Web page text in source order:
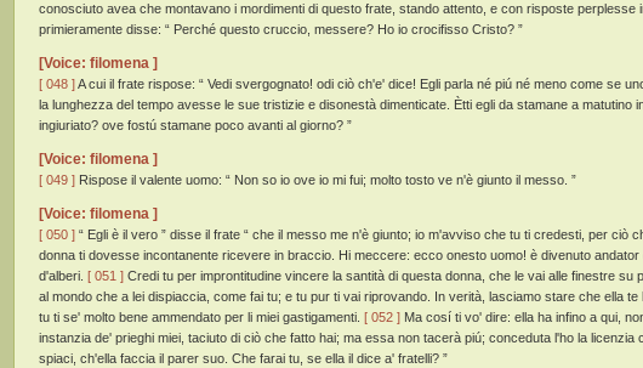
conosciuto avea che montavano i mordimenti di questo frate, stando attento, e con risposte perplesse
primieramente disse: “ Perché questo cruccio, messere? Ho io crocifisso Cristo? ”
[Voice: filomena ]
[ 048 ]A cui il frate rispose: “ Vedi svergognato! odi ciò ch'e' dice! Egli parla né piú né meno come se
la lunghezza del tempo avesse le sue tristizie e disonestà dimenticate. Ètti egli da stamane a matutino
ingiuriato? ove fostú stamane poco avanti al giorno? ”
[Voice: filomena ]
[ 049 ] Rispose il valente uomo: “ Non so io ove io mi fui; molto tosto ve n'è giunto il messo. ”
[Voice: filomena ]
[ 050 ] “ Egli è il vero ” disse il frate “ che il messo me n'è giunto; io m'avviso che tu ti credesti, per ciò
donna ti dovesse incontanente ricevere in braccio. Hi meccere: ecco onesto uomo! è divenuto andator
d'alberi. [ 051 ] Credi tu per improntitudine vincere la santità di questa donna, che le vai alle finestre su
al mondo che a lei dispiaccia, come fai tu; e tu pur ti vai riprovando. In verità, lasciamo stare che ella
tu ti se' molto bene ammendato per li miei gastigamenti. [ 052 ] Ma cosí ti vo' dire: ella ha infino a qui,
instanzia de' prieghi miei, taciuto di ciò che fatto hai; ma essa non tacerà piú; conceduta l'ho la licenzia
spiaci, ch'ella faccia il parer suo. Che farai tu, se ella il dice a' fratelli? ”